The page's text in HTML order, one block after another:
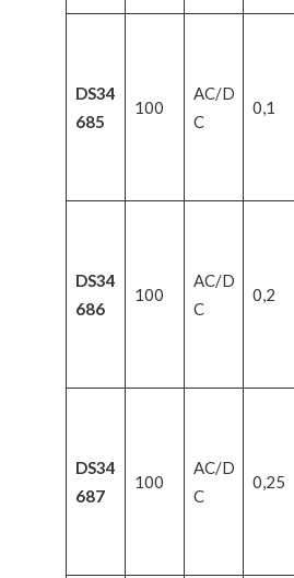
DS34
685
100
AC/D
C
0,1
DS34
686
100
AC/D
C
0,2
DS34
687
100
AC/D
C
0,25